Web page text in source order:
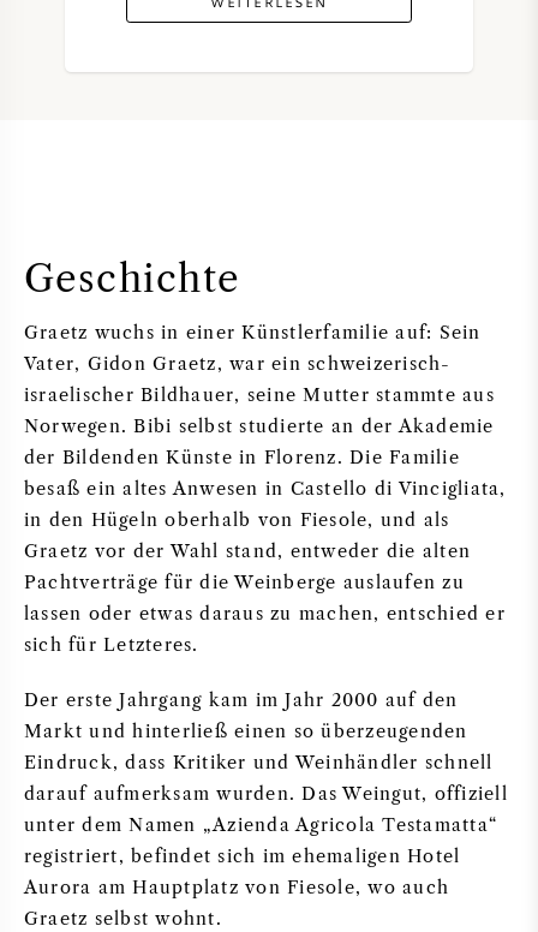
Geschichte
Graetz wuchs in einer Künstlerfamilie auf: Sein
Vater, Gidon Graetz, war ein schweizerisch-
israelischer Bildhauer, seine Mutter stammte aus
Norwegen. Bibi selbst studierte an der Akademie
der Bildenden Künste in Florenz. Die Familie
besaß ein altes Anwesen in Castello di Vincigliata,
in den Hügeln oberhalb von Fiesole, und als
Graetz vor der Wahl stand, entweder die alten
Pachtverträge für die Weinberge auslaufen zu
lassen oder etwas daraus zu machen, entschied er
sich für Letzteres.
Der erste Jahrgang kam im Jahr 2000 auf den
Markt und hinterließ einen so überzeugenden
Eindruck, dass Kritiker und Weinhändler schnell
darauf aufmerksam wurden. Das Weingut, offiziell
unter dem Namen „Azienda Agricola Testamatta“
registriert, befindet sich im ehemaligen Hotel
Aurora am Hauptplatz von Fiesole, wo auch
Graetz selbst wohnt.